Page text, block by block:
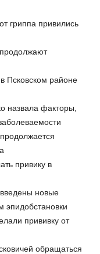
гриппа привились
Псковском районе
назвала факторы,
привику в
новые
эпидобстановки
прививку от
обращаться